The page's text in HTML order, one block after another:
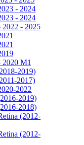
- 2024
- 2024
- 2025
M1
2019)
2017)
2022
2019)
2018)
(2012-
(2012-